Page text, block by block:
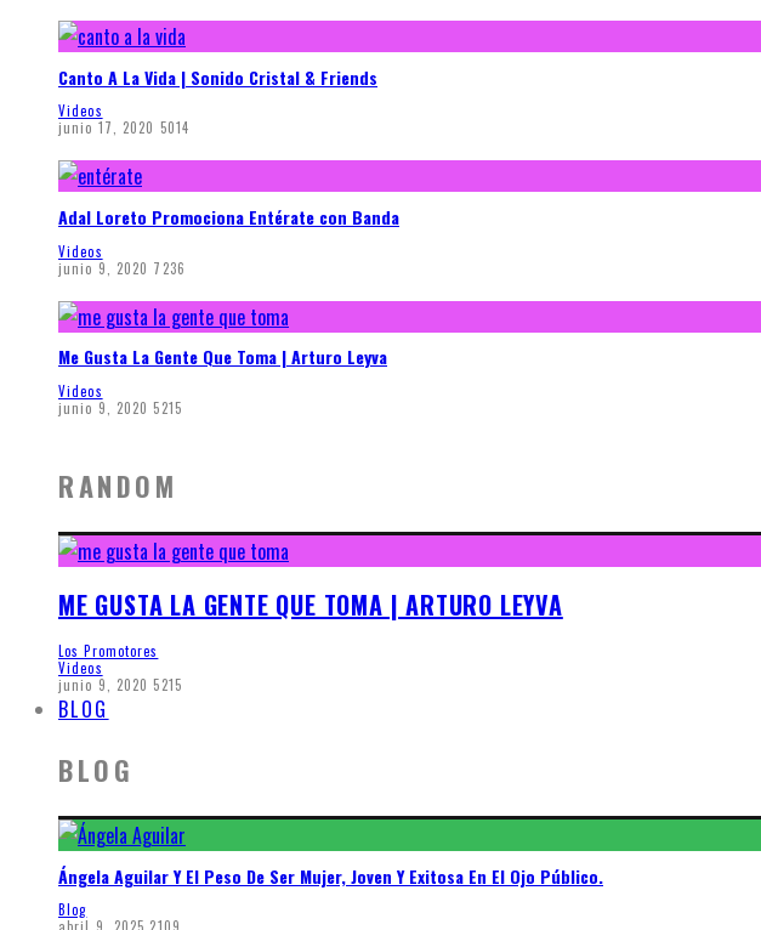
Canto A La Vida | Sonido Cristal & Friends
Videos
junio 17, 2020 5014
Adal Loreto Promociona Entérate con Banda
Videos
junio 9, 2020 7236
Me Gusta La Gente Que Toma | Arturo Leyva
Videos
junio 9, 2020 5215
RANDOM
ME GUSTA LA GENTE QUE TOMA | ARTURO LEYVA
Los Promotores
Videos
junio 9, 2020 5215
BLOG
BLOG
Ángela Aguilar Y El Peso De Ser Mujer, Joven Y Exitosa En El Ojo Público.
Blog